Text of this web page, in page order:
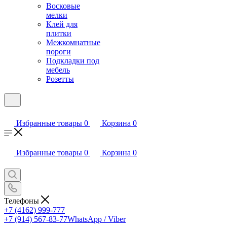
Восковые
мелки
Клей для
плитки
Межкомнатные
пороги
Подкладки под
мебель
Розетты
Избранные товары 0 Корзина 0
Избранные товары 0 Корзина 0
Телефоны
+7 (4162) 999-777
+7 (914) 567-83-77WhatsApp / Viber